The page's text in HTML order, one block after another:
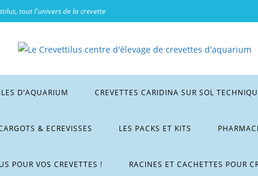
tout l'univers de la crevette
D’AQUARIUM CREVETTES CARIDINA SUR SOL
& ECREVISSES LES PACKS ET KITS
POUR VOS CREVETTES ! RACINES ET CACHETTES POUR